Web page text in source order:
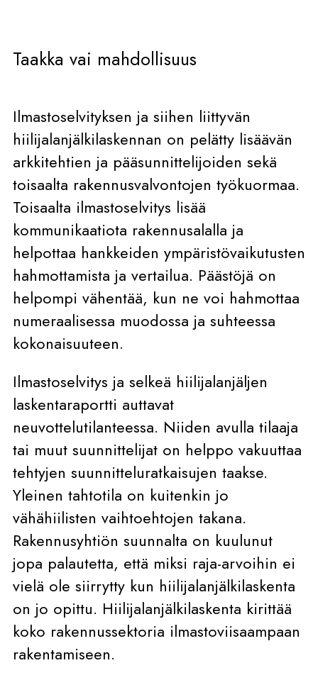
Taakka vai mahdollisuus
Ilmastoselvityksen ja siihen liittyvän
hiilijalanjälkilaskennan on pelätty lisäävän
arkkitehtien ja pääsunnittelijoiden sekä
toisaalta rakennusvalvontojen työkuormaa.
Toisaalta ilmastoselvitys lisää
kommunikaatiota rakennusalalla ja
helpottaa hankkeiden ympäristövaikutusten
hahmottamista ja vertailua. Päästöjä on
helpompi vähentää, kun ne voi hahmottaa
numeraalisessa muodossa ja suhteessa
kokonaisuuteen.
Ilmastoselvitys ja selkeä hiilijalanjäljen
laskentaraportti auttavat
neuvottelutilanteessa. Niiden avulla tilaaja
tai muut suunnittelijat on helppo vakuuttaa
tehtyjen suunnitteluratkaisujen taakse.
Yleinen tahtotila on kuitenkin jo
vähähiilisten vaihtoehtojen takana.
Rakennusyhtiön suunnalta on kuulunut
jopa palautetta, että miksi raja-arvoihin ei
vielä ole siirrytty kun hiilijalanjälkilaskenta
on jo opittu. Hiilijalanjälkilaskenta kirittää
koko rakennussektoria ilmastoviisaampaan
rakentamiseen.